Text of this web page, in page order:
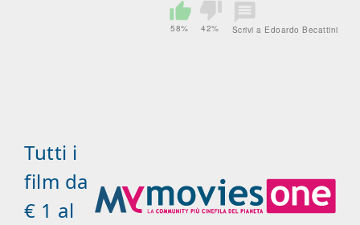
58% 42% Scrivi a Edoardo Becattini
Tutti i
film da
€ 1 al